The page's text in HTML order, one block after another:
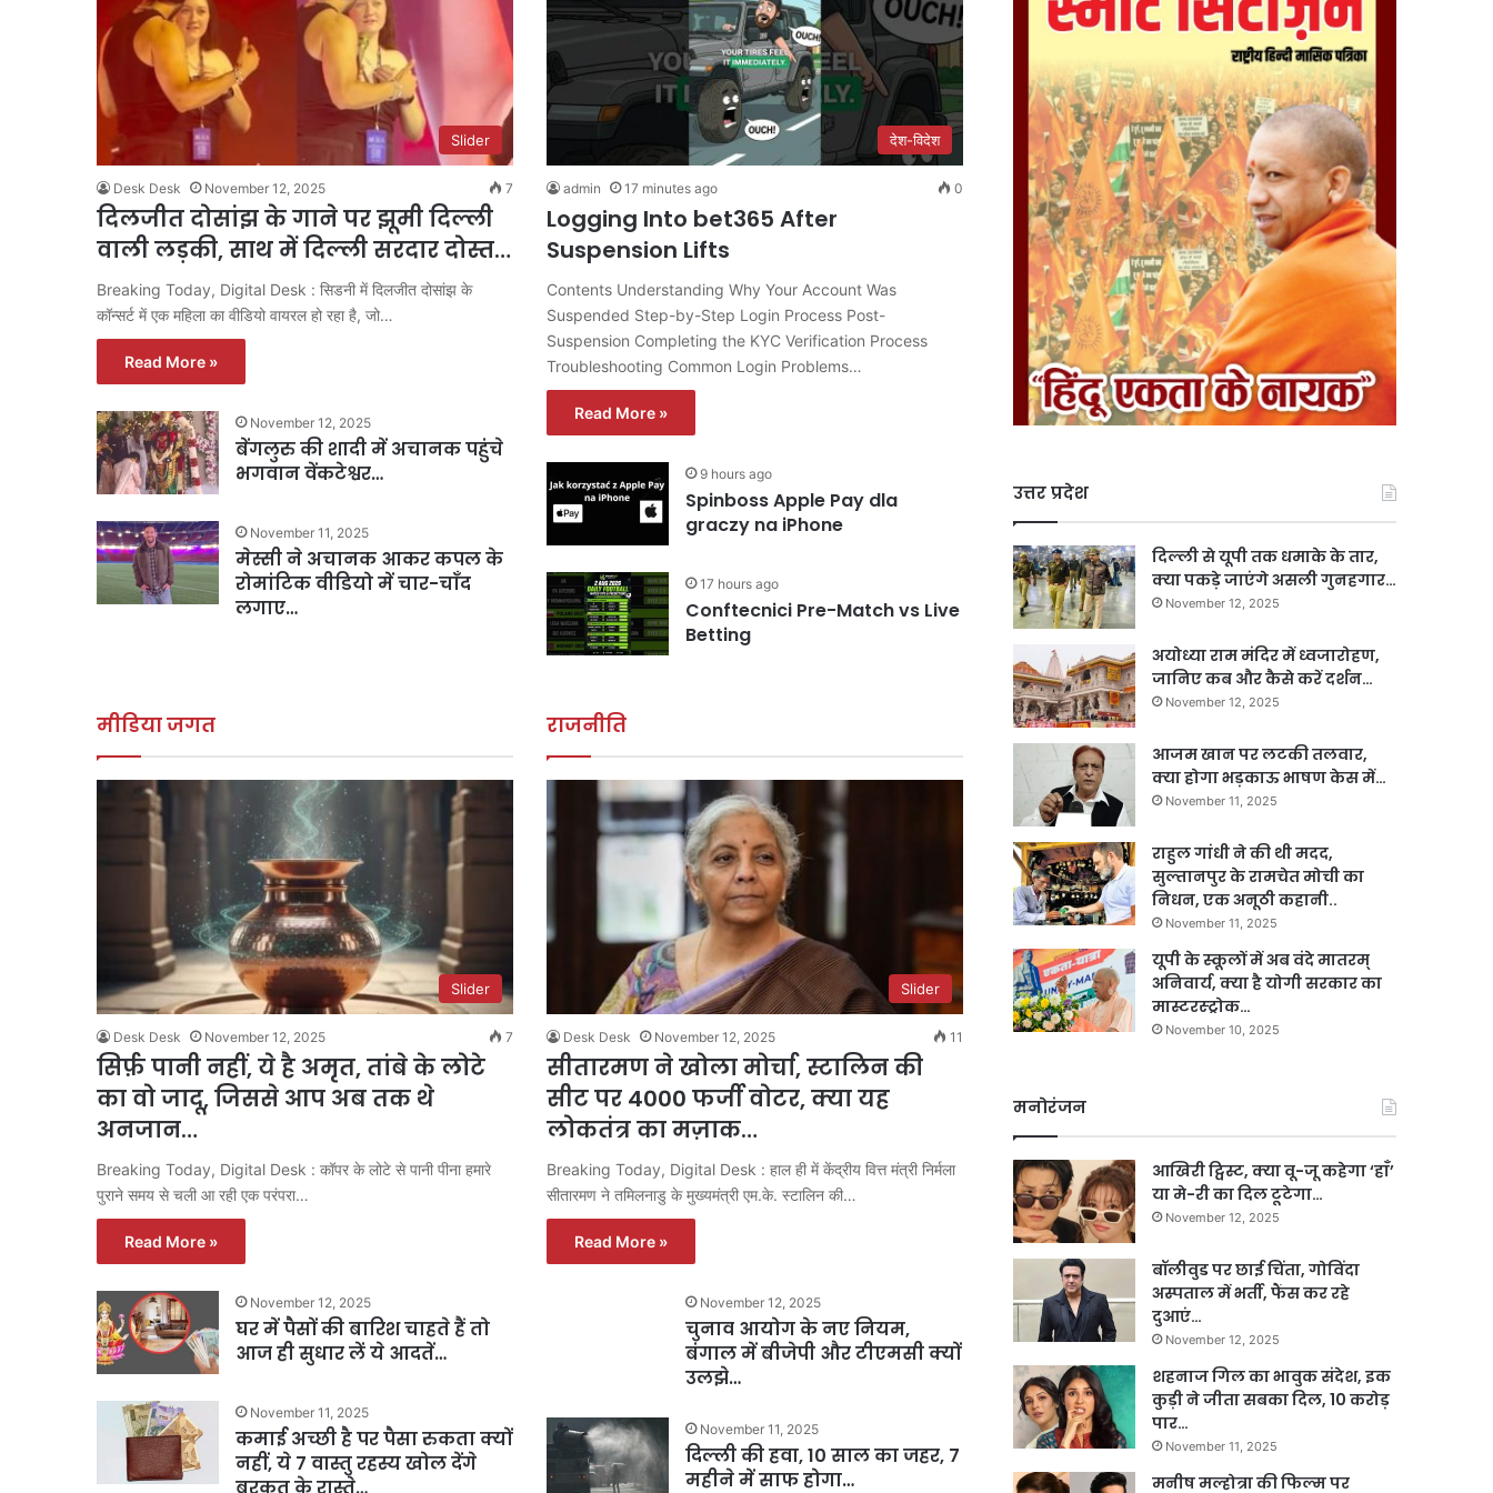
Slider
Desk Desk November 12, 2025 7
दिलजीत दोसांझ के गाने पर झूमी दिल्ली
वाली लड़की, साथ में दिल्ली सरदार दोस्त…
Breaking Today, Digital Desk : सिडनी में दिलजीत दोसांझ के
कॉन्सर्ट में एक महिला का वीडियो वायरल हो रहा है, जो…
Read More »
November 12, 2025
बेंगलुरु की शादी में अचानक पहुंचे
भगवान वेंकटेश्वर…
November 11, 2025
मेस्सी ने अचानक आकर कपल के
रोमांटिक वीडियो में चार-चाँद
लगाए…
देश-विदेश
admin 17 minutes ago 0
Logging Into bet365 After
Suspension Lifts
Contents Understanding Why Your Account Was
Suspended Step-by-Step Login Process Post-
Suspension Completing the KYC Verification Process
Troubleshooting Common Login Problems…
Read More »
9 hours ago
Spinboss Apple Pay dla
graczy na iPhone
17 hours ago
Conftecnici Pre-Match vs Live
Betting
मीडिया जगत
Slider
Desk Desk November 12, 2025 7
सिर्फ़ पानी नहीं, ये है अमृत, तांबे के लोटे
का वो जादू, जिससे आप अब तक थे
अनजान…
Breaking Today, Digital Desk : कॉपर के लोटे से पानी पीना हमारे
पुराने समय से चली आ रही एक परंपरा…
Read More »
November 12, 2025
घर में पैसों की बारिश चाहते हैं तो
आज ही सुधार लें ये आदतें…
November 11, 2025
कमाई अच्छी है पर पैसा रुकता क्यों
नहीं, ये 7 वास्तु रहस्य खोल देंगे
राजनीति
Slider
Desk Desk November 12, 2025 11
सीतारमण ने खोला मोर्चा, स्टालिन की
सीट पर 4000 फर्जी वोटर, क्या यह
लोकतंत्र का मज़ाक…
Breaking Today, Digital Desk : हाल ही में केंद्रीय वित्त मंत्री निर्मला
सीतारमण ने तमिलनाडु के मुख्यमंत्री एम.के. स्टालिन की…
Read More »
November 12, 2025
चुनाव आयोग के नए नियम,
बंगाल में बीजेपी और टीएमसी क्यों
उलझे…
November 11, 2025
दिल्ली की हवा, 10 साल का जहर, 7
महीने में साफ होगा…
उत्तर प्रदेश
दिल्ली से यूपी तक धमाके के तार,
क्या पकड़े जाएंगे असली गुनहगार…
November 12, 2025
अयोध्या राम मंदिर में ध्वजारोहण,
जानिए कब और कैसे करें दर्शन…
November 12, 2025
आजम खान पर लटकी तलवार,
क्या होगा भड़काऊ भाषण केस में…
November 11, 2025
राहुल गांधी ने की थी मदद,
सुल्तानपुर के रामचेत मोची का
निधन, एक अनूठी कहानी..
November 11, 2025
यूपी के स्कूलों में अब वंदे मातरम्
अनिवार्य, क्या है योगी सरकार का
मास्टरस्ट्रोक…
November 10, 2025
मनोरंजन
आखिरी ट्विस्ट, क्या वू-जू कहेगा ‘हाँ’
या मे-री का दिल टूटेगा…
November 12, 2025
बॉलीवुड पर छाई चिंता, गोविंदा
अस्पताल में भर्ती, फैंस कर रहे
दुआएं…
November 12, 2025
शहनाज गिल का भावुक संदेश, इक
कुड़ी ने जीता सबका दिल, 10 करोड़
पार…
November 11, 2025
मनीष मल्होत्रा की फिल्म पर